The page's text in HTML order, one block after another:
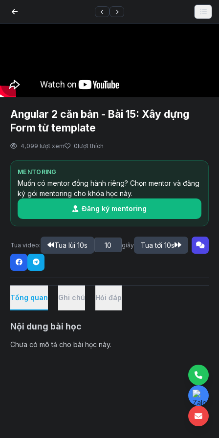
Angular 2 căn bản - Bài 15: Xây dựng
Form từ template
4,099 lượt xem 0lượt thích
MENTORING
Muốn có mentor đồng hành riêng? Chọn mentor và đăng
ký gói mentoring cho khóa học này.
Đăng ký mentoring
Tua video: Tua lùi 10s giây Tua tới 10s
Tổng quan Ghi chú Hỏi đáp
Nội dung bài học
Chưa có mô tả cho bài học này.